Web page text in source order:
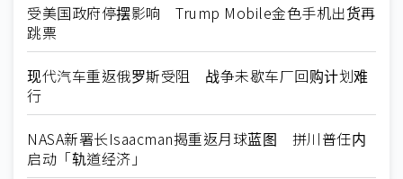
受美国政府停摆影响 Trump Mobile金色手机出货再
跳票
现代汽车重返俄罗斯受阻 战争未歇车厂回购计划难
行
NASA新署长Isaacman揭重返月球蓝图 拼川普任内
启动「轨道经济」